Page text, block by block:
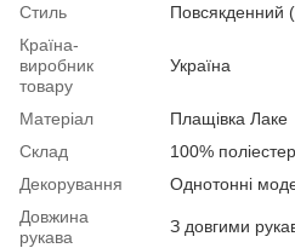
Стиль
Повсякденний
Країна-
виробник
товару
Україна
Матеріал
Плащівка Лаке
Склад
100% поліестер
Декорування
Однотонні
Довжина
рукава
З довгими